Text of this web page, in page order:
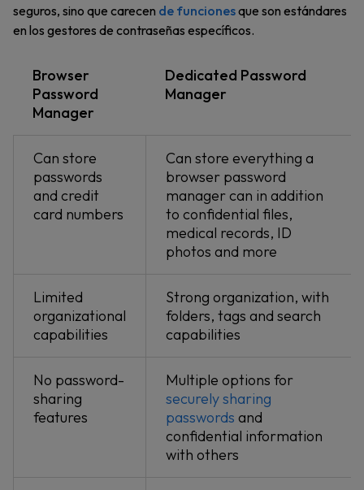
seguros, sino que carecen de funcionesque son estándares
en los gestores de contraseñas específicos.
Browser
Password
Manager
Dedicated Password
Manager
Can store
passwords
and credit
card numbers
Can store everything a
browser password
manager can in addition
to confidential files,
medical records, ID
photos and more
Limited
organizational
capabilities
Strong organization, with
folders, tags and search
capabilities
No password-
sharing
features
Multiple options for
securely sharing
passwords and
confidential information
with others